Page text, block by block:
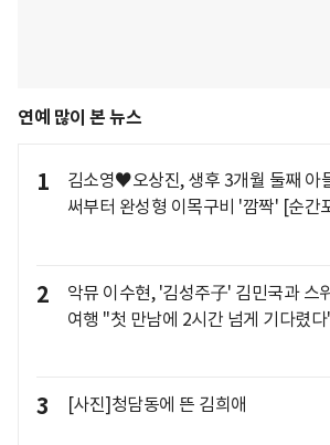
연예 많이 본 뉴스
1
김소영♥오상진, 생후 3개월 둘째 아
써부터 완성형 이목구비 '깜짝' [순간
2
악뮤 이수현, '김성주子' 김민국과 스
여행 "첫 만남에 2시간 넘게 기다렸
3 [사진]청담동에 뜬 김희애